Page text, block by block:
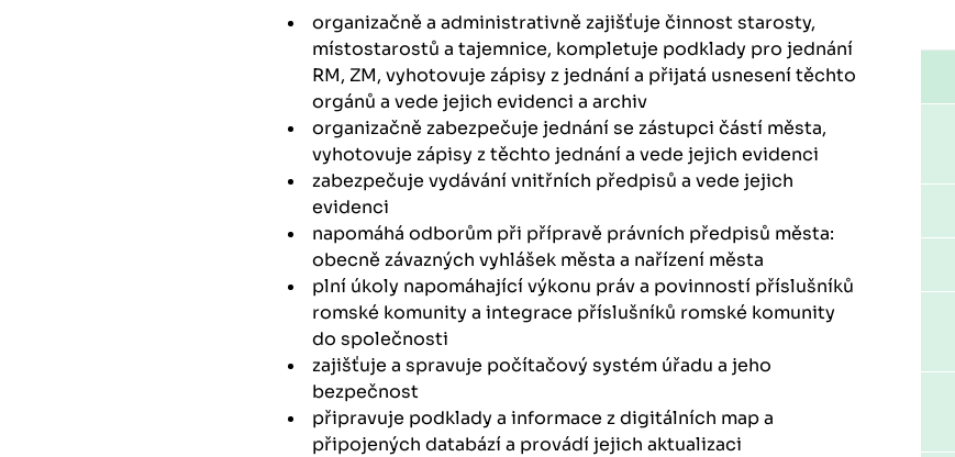
organizačně a administrativně zajišťuje činnost starosty,
místostarostů a tajemnice, kompletuje podklady pro jednání
RM, ZM, vyhotovuje zápisy z jednání a přijatá usnesení těchto
orgánů a vede jejich evidenci a archiv
organizačně zabezpečuje jednání se zástupci částí města,
vyhotovuje zápisy z těchto jednání a vede jejich evidenci
zabezpečuje vydávání vnitřních předpisů a vede jejich
evidenci
napomáhá odborům při přípravě právních předpisů města:
obecně závazných vyhlášek města a nařízení města
plní úkoly napomáhající výkonu práv a povinností příslušníků
romské komunity a integrace příslušníků romské komunity
do společnosti
zajišťuje a spravuje počítačový systém úřadu a jeho
bezpečnost
připravuje podklady a informace z digitálních map a
připojených databází a provádí jejich aktualizaci